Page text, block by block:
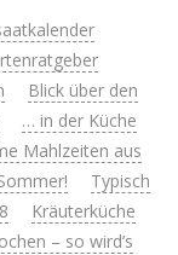
Blick über den
… in der Küche
Mahlzeiten aus
Typisch
Kräuterküche
– so wird’s